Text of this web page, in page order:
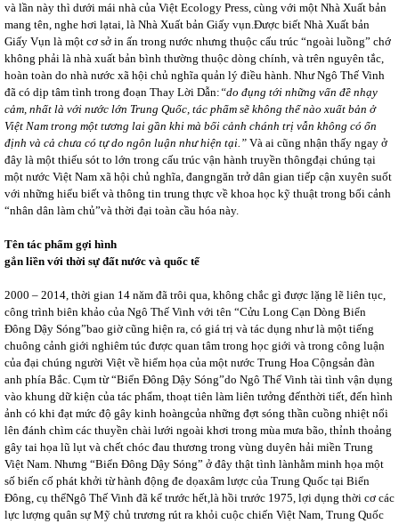
và lần này thì dưới mái nhà của Việt Ecology Press, cùng với một Nhà Xuất bản
mang tên, nghe hơi lạtai, là Nhà Xuất bản Giấy vụn.Được biết Nhà Xuất bản
Giấy Vụn là một cơ sở in ấn trong nước nhưng thuộc cấu trúc “ngoài luồng” chớ
không phải là nhà xuất bản bình thường thuộc dòng chính, và trên nguyên tắc,
hoàn toàn do nhà nước xã hội chủ nghĩa quản lý điều hành. Như Ngô Thế Vinh
đã có dịp tâm tình trong đoạn Thay Lời Dẫn: “do đụng tới những vấn đề nhạy
cảm, nhất là với nước lớn Trung Quốc, tác phẩm sẽ không thể nào xuất bản ở
Việt Nam trong một tương lai gần khi mà bối cảnh chánh trị vẫn không có ổn
định và cả chưa có tự do ngôn luận như hiện tại.” Và ai cũng nhận thấy ngay ở
đây là một thiếu sót to lớn trong cấu trúc vận hành truyền thôngđại chúng tại
một nước Việt Nam xã hội chủ nghĩa, đangngăn trở dân gian tiếp cận xuyên suốt
với những hiểu biết và thông tin trung thực về khoa học kỹ thuật trong bối cảnh
“nhân dân làm chủ”và thời đại toàn cầu hóa này.
Tên tác phẩm gợi hình
gắn liền với thời sự đất nước và quốc tế
2000 – 2014, thời gian 14 năm đã trôi qua, không chắc gì được lặng lẽ liên tục,
công trình biên khảo của Ngô Thế Vinh với tên “Cửu Long Cạn Dòng Biển
Đông Dậy Sóng”bao giờ cũng hiện ra, có giá trị và tác dụng như là một tiếng
chuông cảnh giới nghiêm túc được quan tâm trong học giới và trong công luận
của đại chúng người Việt về hiểm họa của một nước Trung Hoa Cộngsản đàn
anh phía Bắc. Cụm từ “Biển Đông Dậy Sóng”do Ngô Thế Vinh tài tình vận dụng
vào khung dữ kiện của tác phẩm, thoạt tiên làm liên tưởng đếnthời tiết, đến hình
ảnh có khi đạt mức độ gây kinh hoàngcủa những đợt sóng thần cuồng nhiệt nổi
lên đánh chìm các thuyền chài lưới ngoài khơi trong mùa mưa bão, thỉnh thoảng
gây tai họa lũ lụt và chết chóc đau thương trong vùng duyên hải miền Trung
Việt Nam. Nhưng “Biển Đông Dậy Sóng” ở đây thật tình lànhằm minh họa một
số biến cố phát khởi từ hành động đe dọaxâm lược của Trung Quốc tại Biển
Đông, cụ thểNgô Thế Vinh đã kể trước hết,là hồi trước 1975, lợi dụng thời cơ các
lực lượng quân sự Mỹ chủ trương rút ra khỏi cuộc chiến Việt Nam, Trung Quốc